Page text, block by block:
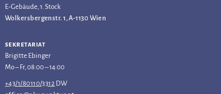
E-Gebäude, 1. Stock
Wolkersbergenstr. 1, A-1130 Wien
sekretariat
Brigitte Ebinger
Mo – Fr, 08:00 – 14:00
+43/1/80110/3312 DW